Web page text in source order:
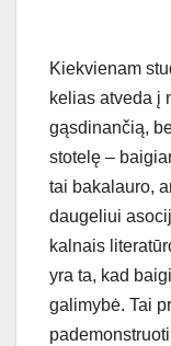
Kiekvienam
kelias atveda į
gąsdinančią,
stotelę –
tai bakalauro,
daugeliui
kalnais
yra ta, kad
galimybė. Tai